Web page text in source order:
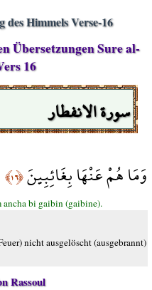
Himmels Verse-16
Übersetzungen Sure al-
16
سورة الانفطار
وَمَا هُمْ عَنْهَا بِغَائِبِينَ﴿١٦﴾
ancha bi gaibin (gaibine).
nicht ausgelöscht (ausgebrannt)
Rassoul